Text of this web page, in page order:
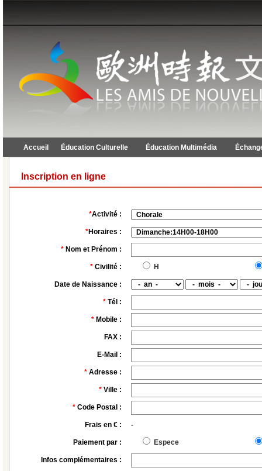
Accueil Éducation Culturelle Éducation Multimédia
Inscription en ligne
*Activité :
*Horaires :
* Nom et Prénom :
* Civilité : H
Date de Naissance :
* Tél :
* Mobile :
FAX :
E-Mail :
* Adresse :
* Ville :
* Code Postal :
Frais en € : -
Paiement par : Espece
Infos complémentaires :